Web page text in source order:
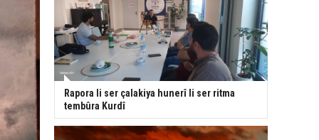
Rapora li ser çalakiya hunerî li ser ritma
tembûra Kurdî